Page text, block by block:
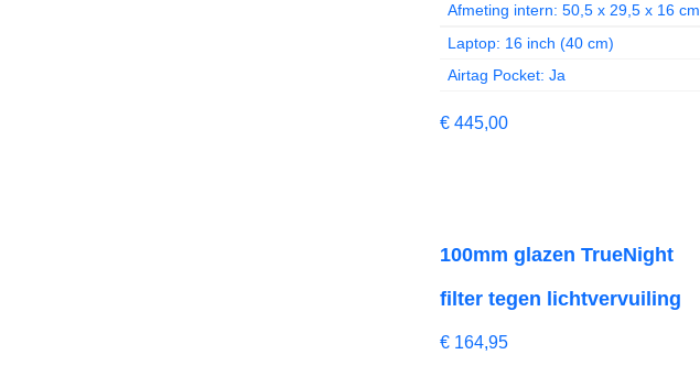
Afmeting intern: 50,5 x 29,5 x 16 cm
Laptop: 16 inch (40 cm)
Airtag Pocket: Ja
€ 445,00
100mm glazen TrueNight
filter tegen lichtvervuiling
€ 164,95